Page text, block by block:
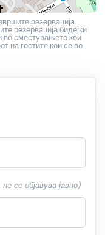
резервација.
резервација бидејќи
во сместувањето кои
на гостите кои се во
се објавува јавно)